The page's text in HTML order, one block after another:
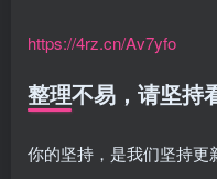
https://4rz.cn/Av7yfo
整理不易，请坚持
你的坚持，是我们坚持更